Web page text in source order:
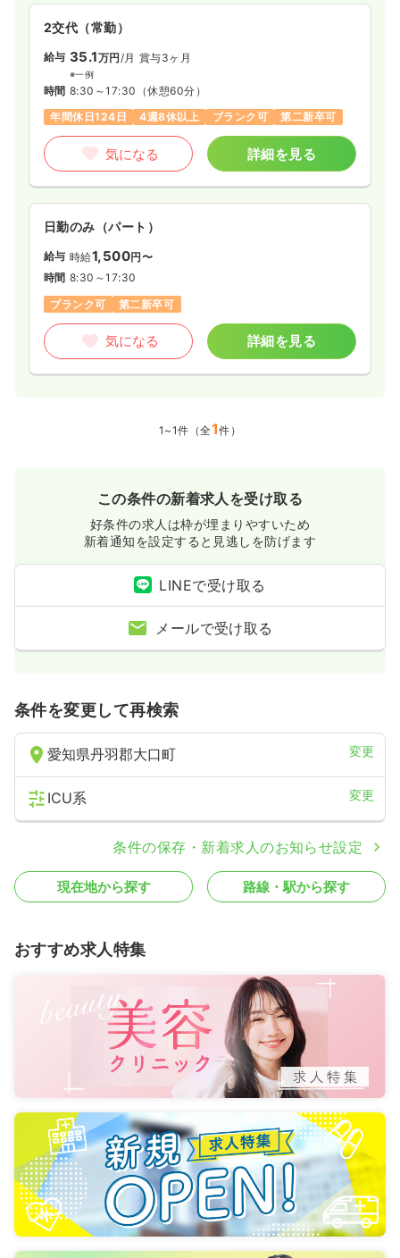
2交代（常勤）
給与 35.1万円/月 賞与3ヶ月
※一例
時間 8:30～17:30 （休憩60分）
年間休日124日
4週8休以上 ブランク可 第二新卒可
気になる 詳細を見る
日勤のみ（パート）
給与 時給1,500円〜
時間 8:30～17:30
ブランク可
第二新卒可
気になる 詳細を見る
1~1件（全1件）
この条件の新着求人を受け取る
好条件の求人は枠が埋まりやすいため
新着通知を設定すると見逃しを防げます
LINEで受け取る
メールで受け取る
条件を変更して再検索
愛知県丹羽郡大口町 変更
ICU系 変更
条件の保存・新着求人のお知らせ設定
現在地から探す 路線・駅から探す
おすすめ求人特集